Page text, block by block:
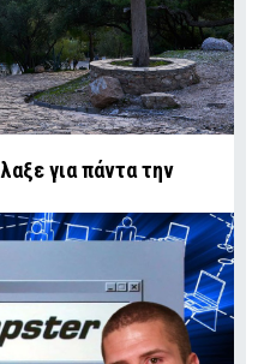
για πάντα την